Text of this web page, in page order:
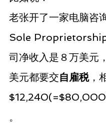
老张开了一家电脑咨
Sole
司净收入是８万美元
美元都要交自雇税，
。